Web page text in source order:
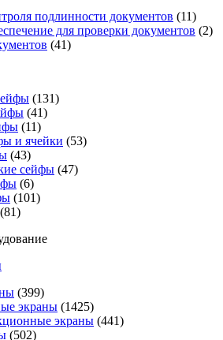
подлинности документов (11)
для проверки документов (2)
(41)
(131)
(41)
(11)
и ячейки (53)
(43)
сейфы (47)
(6)
(101)
(81)
(399)
экраны (1425)
экраны (441)
(502)